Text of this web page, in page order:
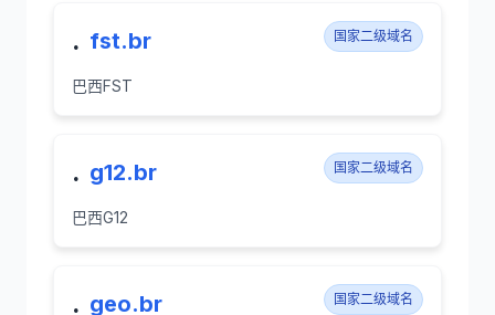
. fst.br 国家二级域名
巴西FST
. g12.br 国家二级域名
巴西G12
. geo.br 国家二级域名